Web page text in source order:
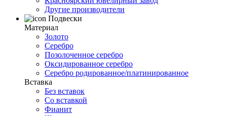
Другие производители
Подвески
Материал
Золото
Серебро
Позолоченное серебро
Оксидированное серебро
Серебро родированное/платинированное
Вставка
Без вставок
Со вставкой
Фианит